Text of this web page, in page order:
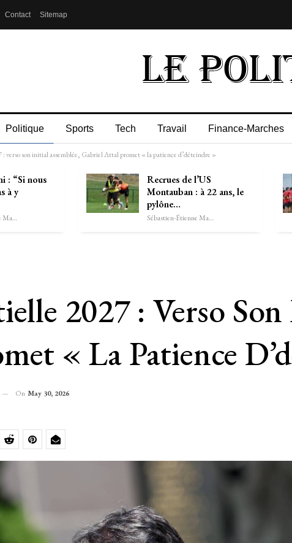
Contact Sitemap
Politique Sports Tech Travail Finance-Marches
verso son initial assemblée, Gabriel Attal promet « la patience d’déteindre »
: “Si nous
à y
Sébastien-Étienne Marechal
Recrues de l’US
Montauban : à 22 ans, le
pylône…
Sébastien-Étienne Marechal
2027 : Verso
« La Patience
On May 30, 2026